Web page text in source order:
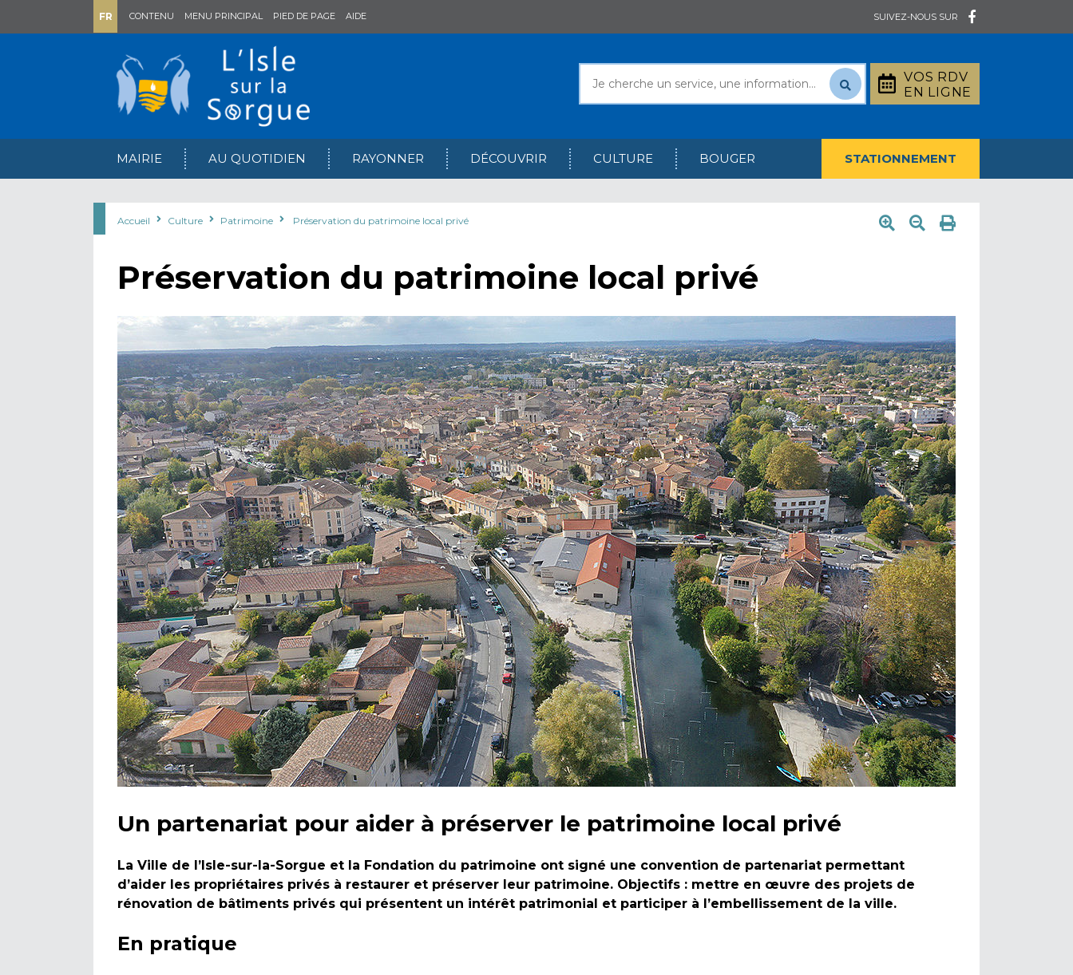
FR CONTENU MENU PRINCIPAL PIED DE PAGE AIDE SUIVEZ-NOUS SUR
VOS RDV
EN LIGNE
STATIONNEMENT
MAIRIE AU QUOTIDIEN RAYONNER DÉCOUVRIR CULTURE BOUGER
Accueil Culture Patrimoine Préservation du patrimoine local privé
Préservation du patrimoine local privé
Un partenariat pour aider à préserver le patrimoine local privé
La Ville de l’Isle-sur-la-Sorgue et la Fondation du patrimoine ont signé une convention de partenariat permettant
d’aider les propriétaires privés à restaurer et préserver leur patrimoine. Objectifs : mettre en œuvre des projets de
rénovation de bâtiments privés qui présentent un intérêt patrimonial et participer à l’embellissement de la ville.
En pratique